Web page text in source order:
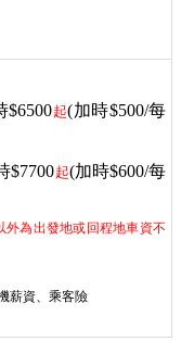
$6500起(加時$500/每
$7700起(加時$600/每
為出發地或回程地車資不
薪資、乘客險